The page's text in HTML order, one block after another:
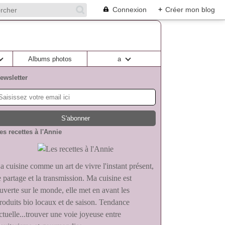
Connexion + Créer mon blog
Albums photos a
recettes à l'Annie
cuisine comme un art de vivre l'instant présent,
partage et la transmission. Ma cuisine est
sur le monde, elle met en avant les
bio locaux et de saison. Tendance
une voie joyeuse entre